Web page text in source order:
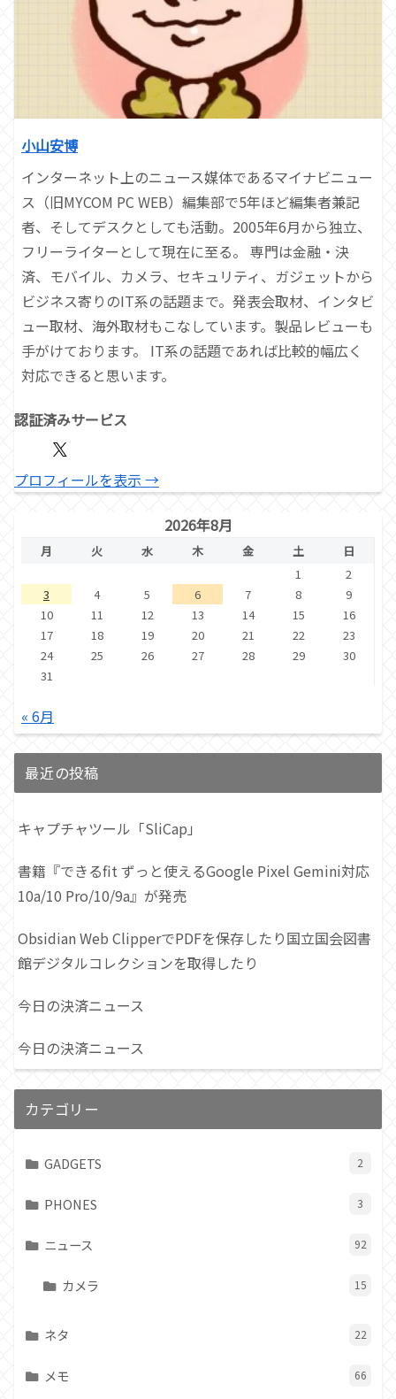
小山安博
インターネット上のニュース媒体であるマイナビニュー
ス（旧MYCOM PC WEB）編集部で5年ほど編集者兼記
者、そしてデスクとしても活動。2005年6月から独立、
フリーライターとして現在に至る。 専門は金融・決
済、モバイル、カメラ、セキュリティ、ガジェットから
ビジネス寄りのIT系の話題まで。発表会取材、インタビ
ュー取材、海外取材もこなしています。製品レビューも
手がけております。 IT系の話題であれば比較的幅広く
対応できると思います。
認証済みサービス
プロフィールを表示 →
2026年8月
月 火 水 木 金 土
日
1
2
3
4 5 6 7 8
9
10
11 12 13 14 15
16
17
18 19 20 21 22
23
24
25 26 27 28 29
30
31
« 6月
最近の投稿
キャプチャツール「SliCap」
書籍『できるfit ずっと使えるGoogle Pixel Gemini対応
10a/10 Pro/10/9a』が発売
Obsidian Web ClipperでPDFを保存したり国立国会図書
館デジタルコレクションを取得したり
今日の決済ニュース
今日の決済ニュース
カテゴリー
GADGETS 2
PHONES 3
ニュース 92
カメラ 15
ネタ 22
メモ 66